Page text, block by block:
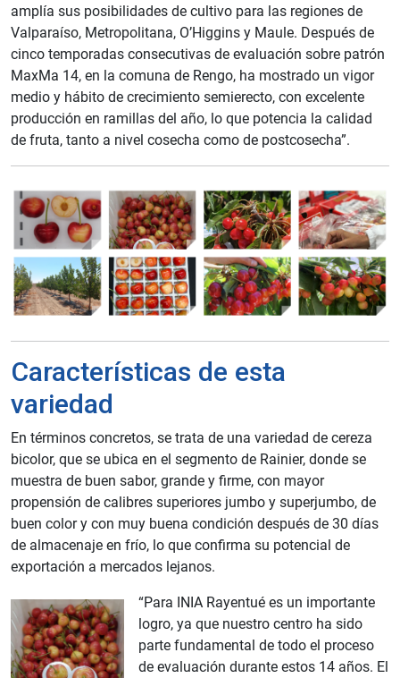
amplía sus posibilidades de cultivo para las regiones de
Valparaíso, Metropolitana, O’Higgins y Maule. Después de
cinco temporadas consecutivas de evaluación sobre patrón
MaxMa 14, en la comuna de Rengo, ha mostrado un vigor
medio y hábito de crecimiento semierecto, con excelente
producción en ramillas del año, lo que potencia la calidad
de fruta, tanto a nivel cosecha como de postcosecha”.
Características de esta
variedad
En términos concretos, se trata de una variedad de cereza
bicolor, que se ubica en el segmento de Rainier, donde se
muestra de buen sabor, grande y firme, con mayor
propensión de calibres superiores jumbo y superjumbo, de
buen color y con muy buena condición después de 30 días
de almacenaje en frío, lo que confirma su potencial de
exportación a mercados lejanos.
“Para INIA Rayentué es un importante
logro, ya que nuestro centro ha sido
parte fundamental de todo el proceso
de evaluación durante estos 14 años. El